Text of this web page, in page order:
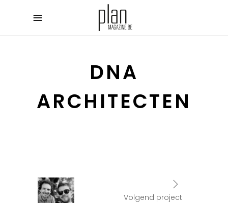
DNA
ARCHITECTEN
Volgend project